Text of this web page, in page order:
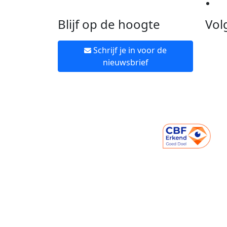
Blijf op de hoogte
Schrijf je in voor de
nieuwsbrief